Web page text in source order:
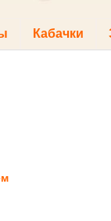
Кабачки